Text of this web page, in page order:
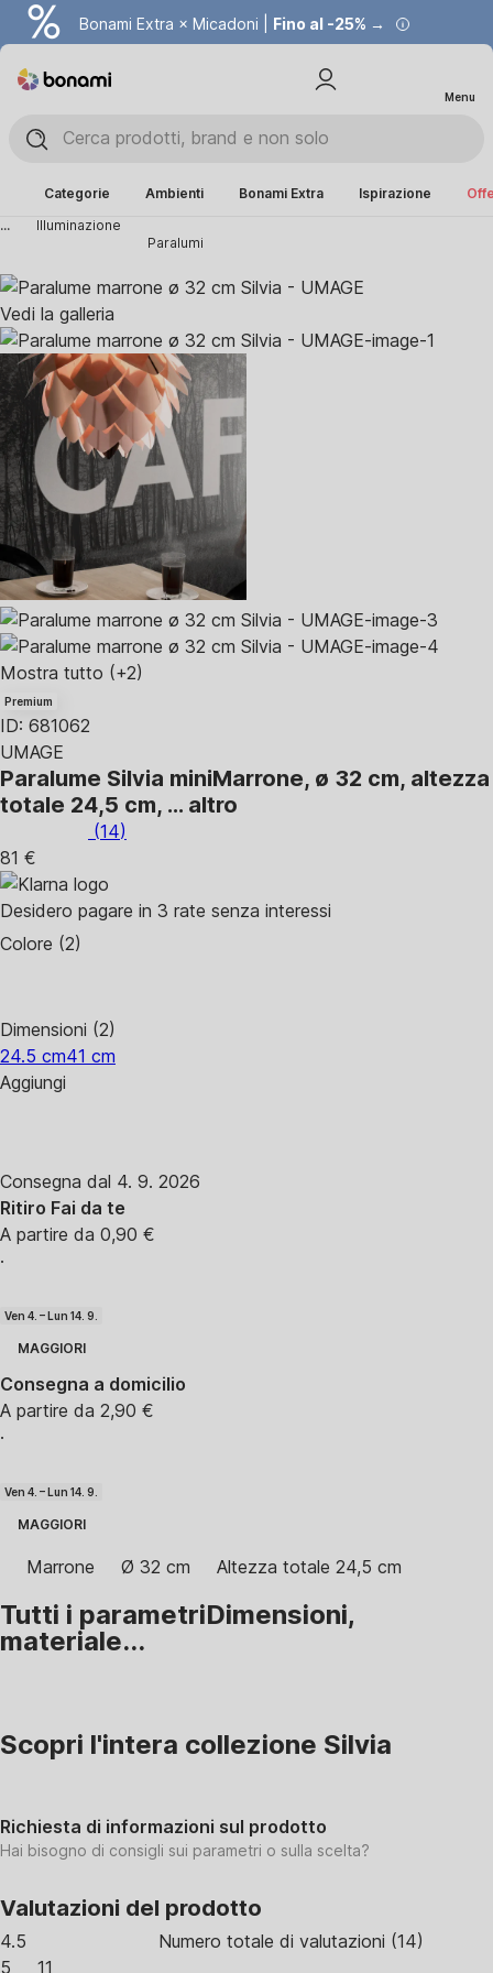
Bonami Extra × Micadoni | Fino al -25% →
Menu
Categorie Ambienti Bonami Extra Ispirazione
...
Illuminazione
Paralumi
Vedi la galleria
Mostra tutto (+2)
Premium
ID: 681062
UMAGE
Paralume Silvia miniMarrone, ø 32 cm, altezza
totale 24,5 cm, … altro
(14)
81 €
Desidero pagare in 3 rate senza interessi
Colore (2)
Dimensioni (2)
24.5 cm41 cm
Aggiungi
Consegna dal 4. 9. 2026
Ritiro Fai da te
A partire da 0,90 €
·
Ven 4. – Lun 14. 9.
MAGGIORI
Consegna a domicilio
A partire da 2,90 €
·
Ven 4. – Lun 14. 9.
MAGGIORI
Marrone Ø 32 cm Altezza totale 24,5 cm
Tutti i parametriDimensioni,
materiale...
Scopri l'intera collezione Silvia
Richiesta di informazioni sul prodotto
Hai bisogno di consigli sui parametri o sulla scelta?
Valutazioni del prodotto
4.5 Numero totale di valutazioni (14)
5
11